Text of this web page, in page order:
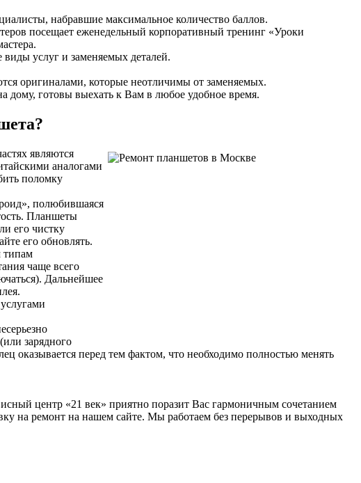
набравшие максимальное количество баллов.
посещает еженедельный корпоративный тренинг «Уроки
услуг и заменяемых деталей.
оригиналами, которые неотличимы от заменяемых.
дому, готовы выехать к Вам в любое удобное время.
являются
аналогами
поломку
полюбившаяся
Планшеты
его чистку
его обновлять.
типам
чаще всего
Дальнейшее
зарядного
оказывается перед тем фактом, что необходимо полностью менять
центр «21 век» приятно поразит Вас гармоничным сочетанием
на ремонт на нашем сайте. Мы работаем без перерывов и выходных